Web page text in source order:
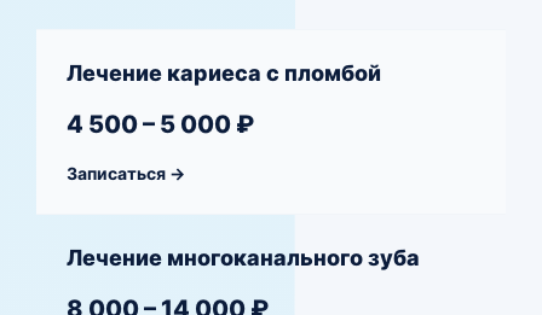
Лечение кариеса с пломбой
4 500 – 5 000 ₽
Записаться →
Лечение многоканального зуба
8 000 – 14 000 ₽